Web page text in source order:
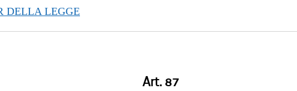
DELLA LEGGE
Art. 87